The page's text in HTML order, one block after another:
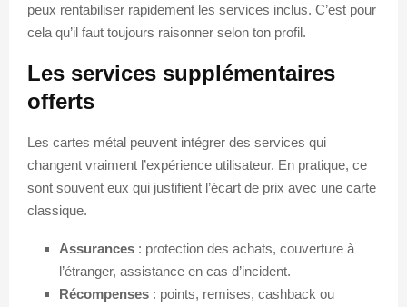
peux rentabiliser rapidement les services inclus. C’est pour
cela qu’il faut toujours raisonner selon ton profil.
Les services supplémentaires
offerts
Les cartes métal peuvent intégrer des services qui
changent vraiment l’expérience utilisateur. En pratique, ce
sont souvent eux qui justifient l’écart de prix avec une carte
classique.
Assurances : protection des achats, couverture à
l’étranger, assistance en cas d’incident.
Récompenses : points, remises, cashback ou